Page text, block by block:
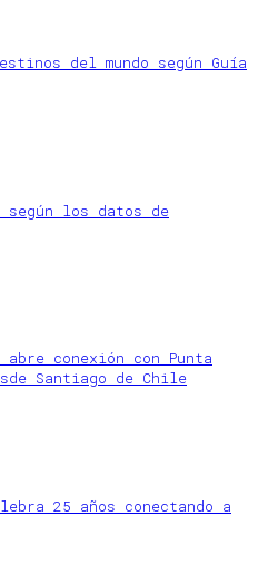
del mundo según Guía
según los datos de
conexión con Punta
Santiago de Chile
25 años conectando a